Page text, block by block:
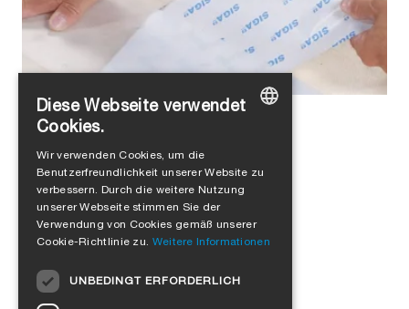
Alejandro Jimenez
5 Facts zu Wetguard®
ENGLISH
FRENCH
Diese Webseite verwendet
Cookies.
Wir verwenden Cookies, um die
Benutzerfreundlichkeit unserer Website zu
verbessern. Durch die weitere Nutzung
unserer Webseite stimmen Sie der
Verwendung von Cookies gemäß unserer
Cookie-Richtlinie zu. Weitere Informationen
UNBEDINGT ERFORDERLICH